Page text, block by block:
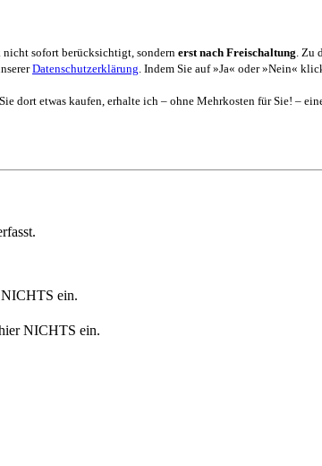
sofort berücksichtigt, sondern erst nach Freischaltung .
Datenschutzerklärung . Indem Sie auf »Ja« oder »Nein«
dort etwas kaufen, erhalte ich – ohne Mehrkosten für Sie! –
ein.
NICHTS ein.